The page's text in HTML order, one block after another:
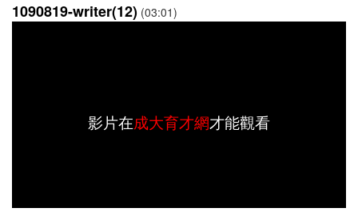
1090819-writer(12) (03:01)
影片在成大育才網才能觀看